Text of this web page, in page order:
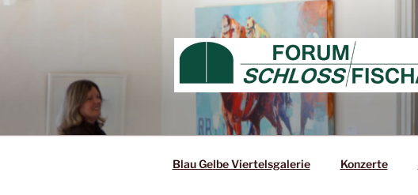
Blau Gelbe Viertelsgalerie Konzerte